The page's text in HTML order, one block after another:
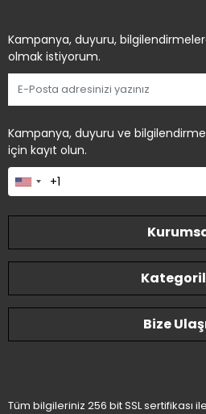
Kampanya, duyuru,
olmak istiyorum.
Kampanya, duyuru ve
için kayıt olun.
Bize
Tüm bilgileriniz 256 bit SSL sertifikası